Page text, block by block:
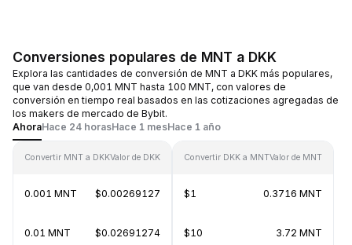
Conversiones populares de MNT a DKK
Explora las cantidades de conversión de MNT a DKK más populares,
que van desde 0,001 MNT hasta 100 MNT, con valores de
conversión en tiempo real basados en las cotizaciones agregadas de
los makers de mercado de Bybit.
AhoraHace 24 horasHace 1 mesHace 1 año
Convertir MNT a DKKValor de DKK
0.001 MNT $0.00269127
0.01 MNT $0.02691274
Convertir DKK a MNTValor de MNT
$1 0.3716 MNT
$10 3.72 MNT